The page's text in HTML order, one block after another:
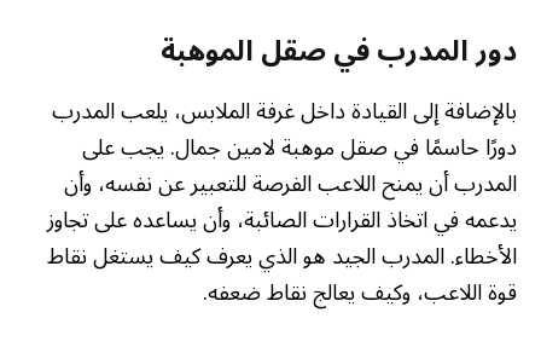
دور المدرب في صقل الموهبة
بالإضافة إلى القيادة داخل غرفة الملابس، يلعب المدرب
دورًا حاسمًا في صقل موهبة لامين جمال. يجب على
المدرب أن يمنح اللاعب الفرصة للتعبير عن نفسه، وأن
يدعمه في اتخاذ القرارات الصائبة، وأن يساعده على تجاوز
الأخطاء. المدرب الجيد هو الذي يعرف كيف يستغل نقاط
قوة اللاعب، وكيف يعالج نقاط ضعفه.